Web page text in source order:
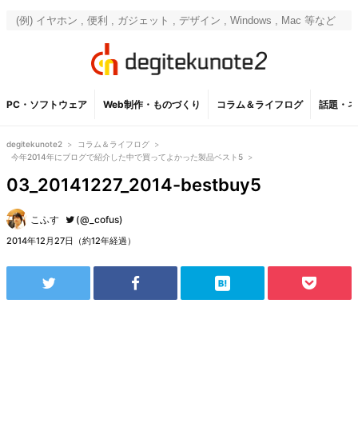
PC・ソフトウェア Web制作・ものづくり コラム＆ライフログ 話題・
degitekunote2 > コラム＆ライフログ >
今年2014年にブログで紹介した中で買ってよかった製品ベスト5 >
03_20141227_2014-bestbuy5
こふす (@_cofus)
2014年12月27日（約12年経過）